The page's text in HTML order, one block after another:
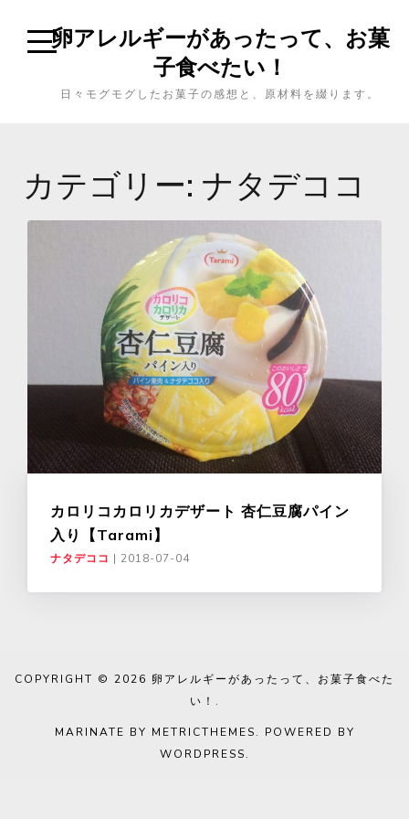
卵アレルギーがあったって、お菓
子食べたい！
日々モグモグしたお菓子の感想と、原材料を綴ります。
カテゴリー: ナタデココ
カロリコカロリカデザート 杏仁豆腐パイン
入り【Tarami】
ナタデココ | 2018-07-04
COPYRIGHT © 2026 卵アレルギーがあったって、お菓子食べた
い！ .
MARINATE BY METRICTHEMES. POWERED BY
WORDPRESS.